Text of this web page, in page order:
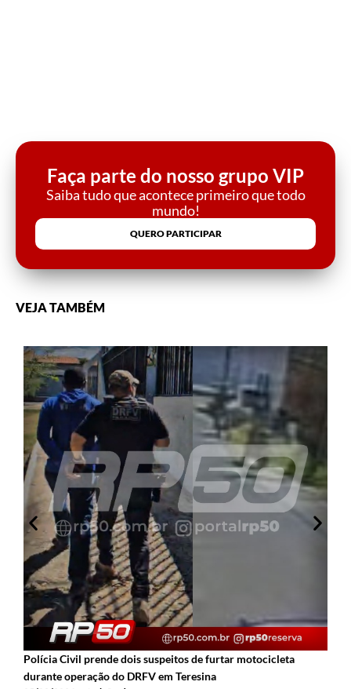
Faça parte do nosso grupo VIP
Saiba tudo que acontece primeiro que todo
mundo!
QUERO PARTICIPAR
VEJA TAMBÉM
Polícia Civil prende dois suspeitos de furtar motocicleta
durante operação do DRFV em Teresina